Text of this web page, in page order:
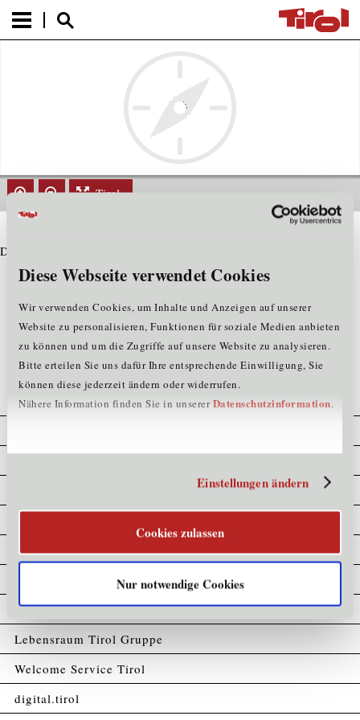
Diese Webseite verwendet Cookies
Wir verwenden Cookies, um Inhalte und Anzeigen auf unserer
Website zu personalisieren, Funktionen für soziale Medien anbieten
zu können und um die Zugriffe auf unsere Website zu analysieren.
Bitte erteilen Sie uns dafür Ihre entsprechende Einwilligung, Sie
können diese jederzeit ändern oder widerrufen.
Nähere Information finden Sie in unsererDatenschutzinformation.
Einstellungen ändern
Cookies zulassen
Nur notwendige Cookies
Tirol
Datensatz nicht gefunden
Kompetenzatlas
Sitemap
Lebensraum Tirol Gruppe
Welcome Service Tirol
digital.tirol